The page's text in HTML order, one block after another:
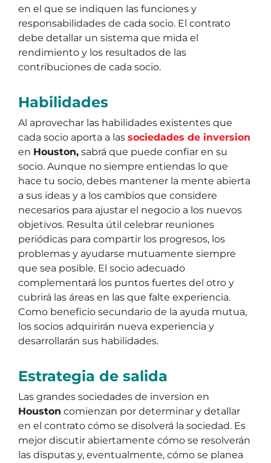
en el que se indiquen las funciones y
responsabilidades de cada socio. El contrato
debe detallar un sistema que mida el
rendimiento y los resultados de las
contribuciones de cada socio.
Habilidades
Al aprovechar las habilidades existentes que
cada socio aporta a las sociedades de inversion
en Houston, sabrá que puede confiar en su
socio. Aunque no siempre entiendas lo que
hace tu socio, debes mantener la mente abierta
a sus ideas y a los cambios que considere
necesarios para ajustar el negocio a los nuevos
objetivos. Resulta útil celebrar reuniones
periódicas para compartir los progresos, los
problemas y ayudarse mutuamente siempre
que sea posible. El socio adecuado
complementará los puntos fuertes del otro y
cubrirá las áreas en las que falte experiencia.
Como beneficio secundario de la ayuda mutua,
los socios adquirirán nueva experiencia y
desarrollarán sus habilidades.
Estrategia de salida
Las grandes sociedades de inversion en
Houston comienzan por determinar y detallar
en el contrato cómo se disolverá la sociedad. Es
mejor discutir abiertamente cómo se resolverán
las disputas y, eventualmente, cómo se planea